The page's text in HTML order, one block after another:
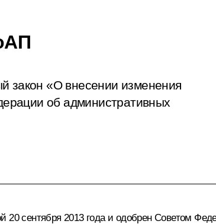
закон «О внесении изменения
об административных
20 сентября 2013 года и одобрен Советом